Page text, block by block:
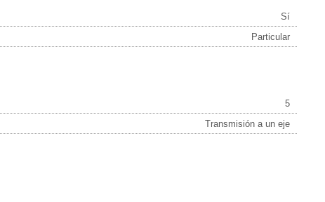
Sí
Particular
5
Transmisión a un eje